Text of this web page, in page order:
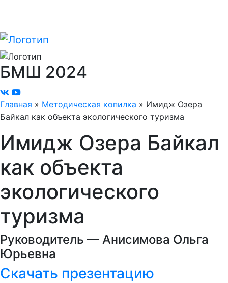
БМШ 2024
Главная » Методическая копилка » Имидж Озера
Байкал как объекта экологического туризма
Имидж Озера Байкал
как объекта
экологического
туризма
Руководитель — Анисимова Ольга
Юрьевна
Скачать презентацию